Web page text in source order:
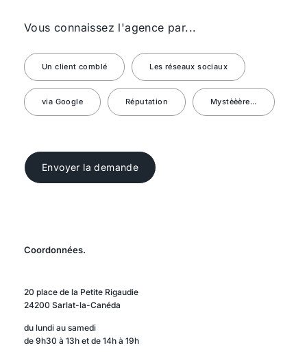
Coordonnées.
20 place de la Petite Rigaudie
24200 Sarlat-la-Canéda
du lundi au samedi
de 9h30 à 13h et de 14h à 19h
Vous connaissez l'agence par...
Un client comblé Les réseaux sociaux
via Google Réputation Mystèèère...
Envoyer la demande